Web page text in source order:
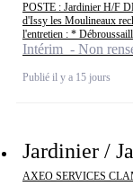
POSTE : Jardinier H/F
d'Issy les Moulineaux
l'entretien : *
Intérim - Non
Publié il y a 15 jours
Jardinier /
AXEO SERVICES